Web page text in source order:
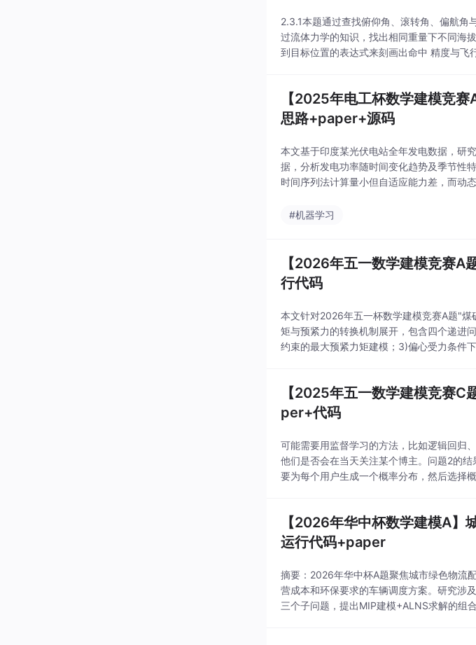
2.3.1本题通过查找俯仰角、滚转角、偏航角
过流体力学的知识，找出相同重量下不同海
到目标位置的表达式来刻画出命中 精度与飞
【2025年电工杯数学建模竞
思路+paper+源码
本文基于印度某光伏电站全年发电数据，研
据，分析发电功率随时间变化趋势及季节性
时间序列法计算量小但自适应能力差，而动
现。
#机器学习
【2026年五一数学建模竞赛A
行代码
本文针对2026年五一杯数学建模竞赛A题"
矩与预紧力的转换机制展开，包含四个递进
约束的最大预紧力矩建模；3)偏心受力条件
【2025年五一数学建模竞赛
per+代码
可能需要用监督学习的方法，比如逻辑回归
他们是否会在当天关注某个博主。问题2的
要为每个用户生成一个概率分布，然后选择
【2026年华中杯数学建模A】
运行代码+paper
摘要：2026年华中杯A题聚焦城市绿色物流
营成本和环保要求的车辆调度方案。研究涉
三个子问题，提出MIP建模+ALNS求解的组